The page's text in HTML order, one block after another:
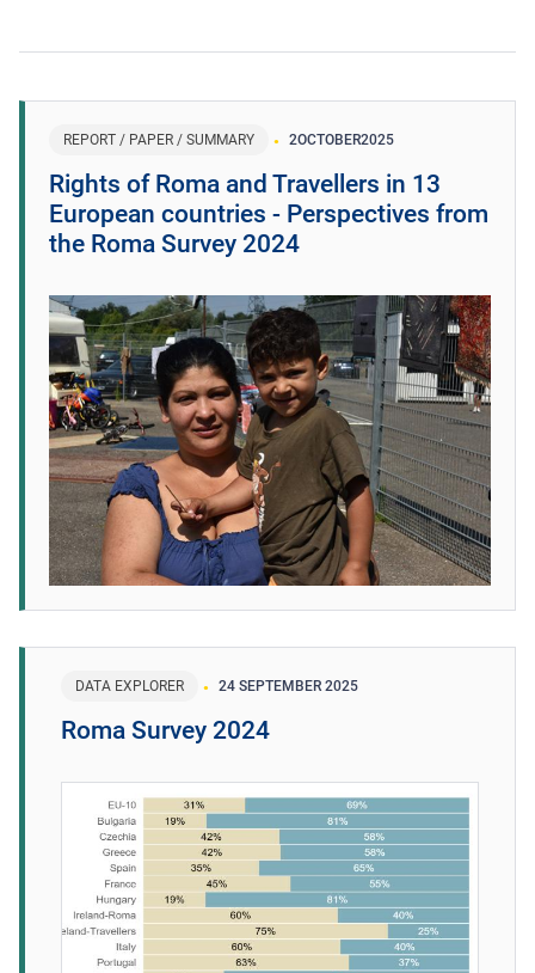
REPORT / PAPER / SUMMARY 2OCTOBER2025
Rights of Roma and Travellers in 13
European countries - Perspectives from
the Roma Survey 2024
DATA EXPLORER 24 SEPTEMBER 2025
Roma Survey 2024